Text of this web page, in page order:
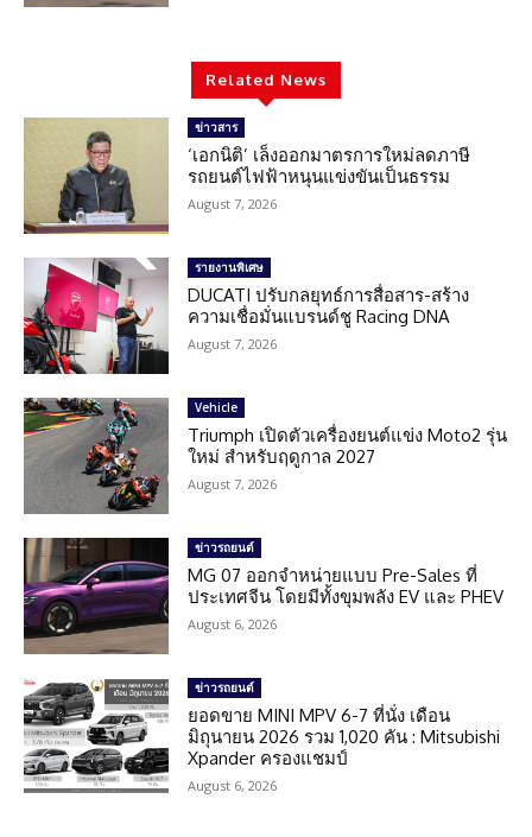
Related News
ข่าวสาร
‘เอกนิติ’ เล็งออกมาตรการใหม่ลดภาษี
รถยนต์ไฟฟ้าหนุนแข่งขันเป็นธรรม
August 7, 2026
รายงานพิเศษ
DUCATI ปรับกลยุทธ์การสื่อสาร-สร้าง
ความเชื่อมั่นแบรนด์ชู Racing DNA
August 7, 2026
Vehicle
Triumph เปิดตัวเครื่องยนต์แข่ง Moto2 รุ่น
ใหม่ สำหรับฤดูกาล 2027
August 7, 2026
ข่าวรถยนต์
MG 07 ออกจำหน่ายแบบ Pre-Sales ที่
ประเทศจีน โดยมีทั้งขุมพลัง EV และ PHEV
August 6, 2026
ข่าวรถยนต์
ยอดขาย MINI MPV 6-7 ที่นั่ง เดือน
มิถุนายน 2026 รวม 1,020 คัน : Mitsubishi
Xpander ครองแชมป์
August 6, 2026